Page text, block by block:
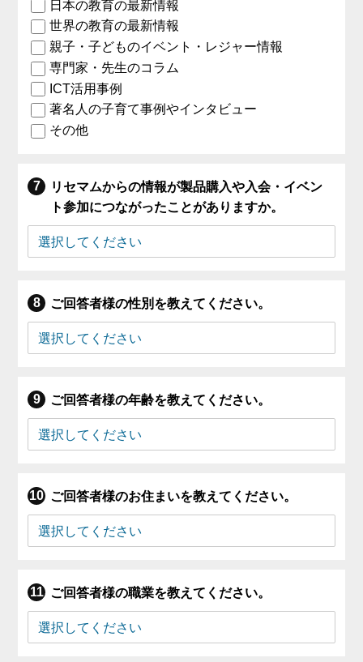
日本の教育の最新情報
世界の教育の最新情報
親子・子どものイベント・レジャー情報
専門家・先生のコラム
ICT活用事例
著名人の子育て事例やインタビュー
その他
リセマムからの情報が製品購入や入会・イベン
ト参加につながったことがありますか。
ご回答者様の性別を教えてください。
ご回答者様の年齢を教えてください。
ご回答者様のお住まいを教えてください。
ご回答者様の職業を教えてください。